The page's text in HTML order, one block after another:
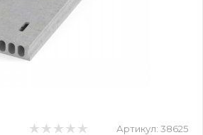
Артикул: 38625